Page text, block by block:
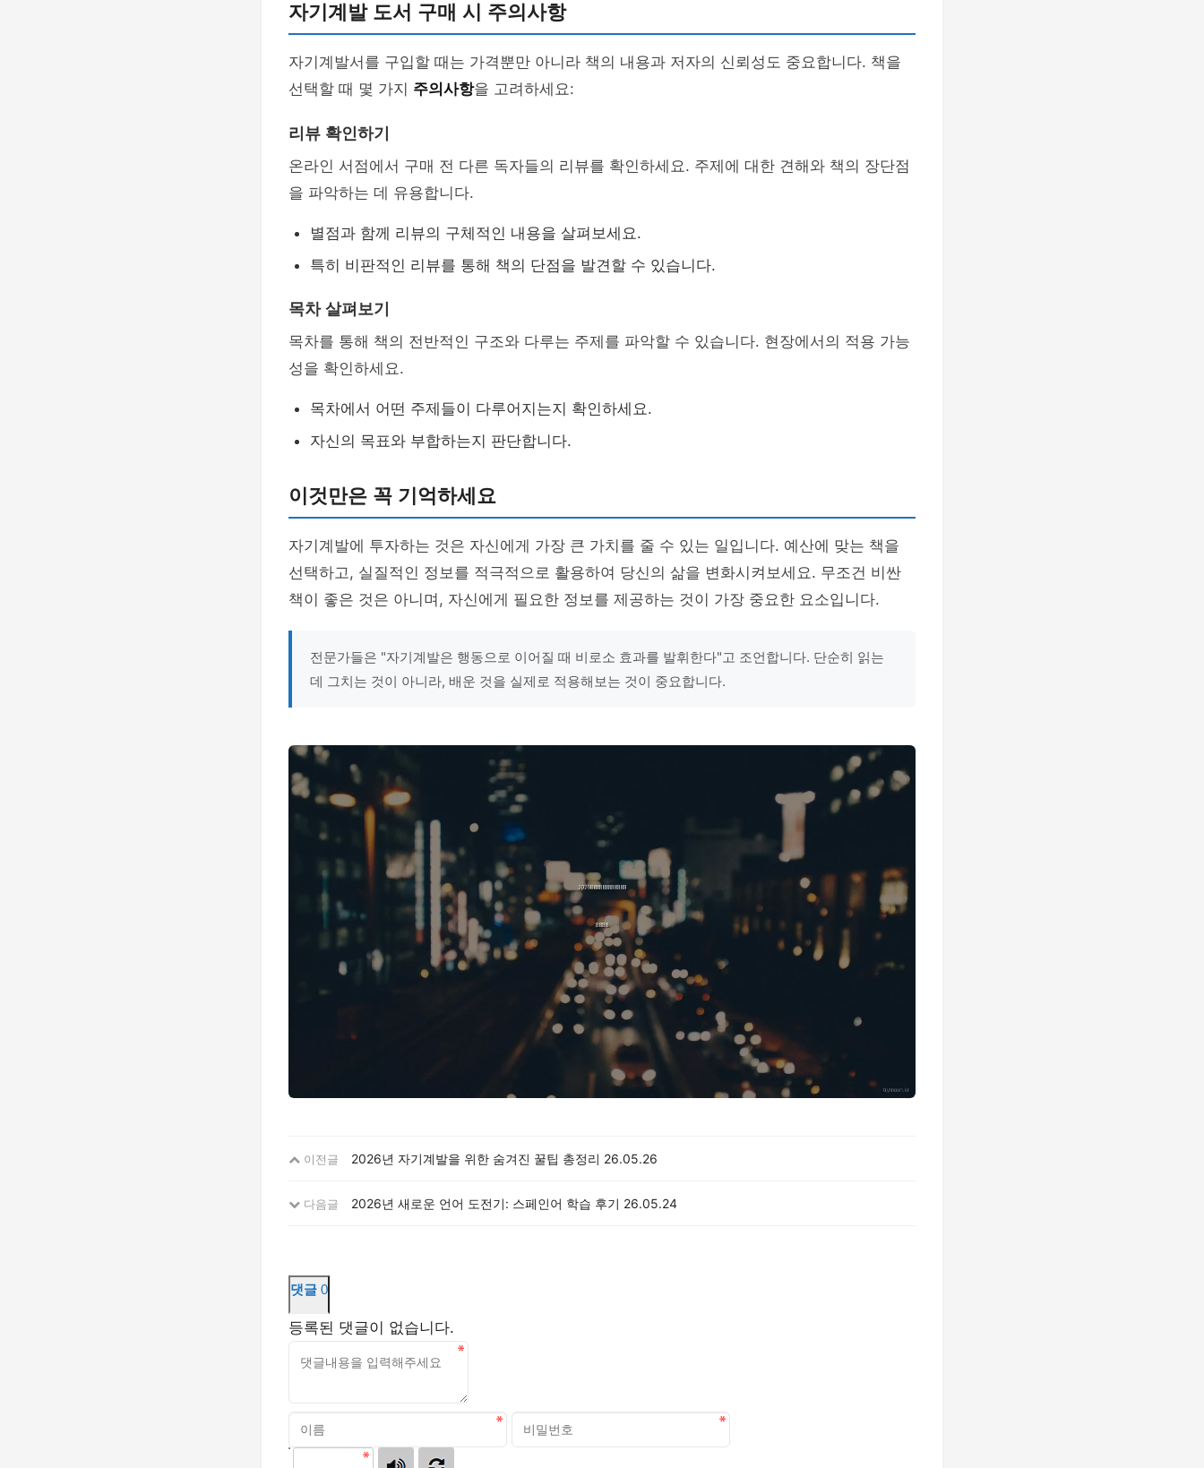
자기계발 도서 구매 시 주의사항
자기계발서를 구입할 때는 가격뿐만 아니라 책의 내용과 저자의 신뢰성도 중요합니다. 책을
선택할 때 몇 가지 주의사항을 고려하세요:
리뷰 확인하기
온라인 서점에서 구매 전 다른 독자들의 리뷰를 확인하세요. 주제에 대한 견해와 책의 장단점
을 파악하는 데 유용합니다.
별점과 함께 리뷰의 구체적인 내용을 살펴보세요.
특히 비판적인 리뷰를 통해 책의 단점을 발견할 수 있습니다.
목차 살펴보기
목차를 통해 책의 전반적인 구조와 다루는 주제를 파악할 수 있습니다. 현장에서의 적용 가능
성을 확인하세요.
목차에서 어떤 주제들이 다루어지는지 확인하세요.
자신의 목표와 부합하는지 판단합니다.
이것만은 꼭 기억하세요
자기계발에 투자하는 것은 자신에게 가장 큰 가치를 줄 수 있는 일입니다. 예산에 맞는 책을
선택하고, 실질적인 정보를 적극적으로 활용하여 당신의 삶을 변화시켜보세요. 무조건 비싼
책이 좋은 것은 아니며, 자신에게 필요한 정보를 제공하는 것이 가장 중요한 요소입니다.
전문가들은 "자기계발은 행동으로 이어질 때 비로소 효과를 발휘한다"고 조언합니다. 단순히 읽는
데 그치는 것이 아니라, 배운 것을 실제로 적용해보는 것이 중요합니다.
이전글 2026년 자기계발을 위한 숨겨진 꿀팁 총정리 26.05.26
다음글 2026년 새로운 언어 도전기: 스페인어 학습 후기 26.05.24
댓글 0
등록된 댓글이 없습니다.